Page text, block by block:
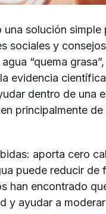
solución simple
sociales y
“quema
evidencia
dentro de una
principalmente
aporta cero
puede reducir de
han encontrado
y ayudar a